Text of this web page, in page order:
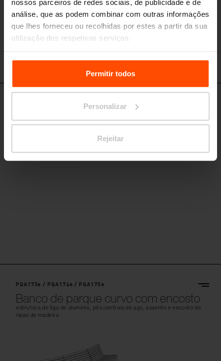
nossos parceiros de redes sociais, de publicidade e de
análise, que as podem combinar com outras informações
que lhes forneceu ou recolhidas por estes a partir da sua
utilização dos respetivos serviços.
Para mais informações, por favor visitePrinciples
Relating to the Processing Personal Data.
Permitir todos
Personalizar
Rejeitar
PQA173a / PQA174a / PQA175a
Banco de parque curvo com encosto
estrutura de liga de alumínio, pés centrais de aço, assento e encosto de
PQA173e / PQA174e / PQA175e
Banco de parque curvo com encosto
estrutura de liga de alumínio, pés centrais de aço, assento e encosto de
ripas de madeira